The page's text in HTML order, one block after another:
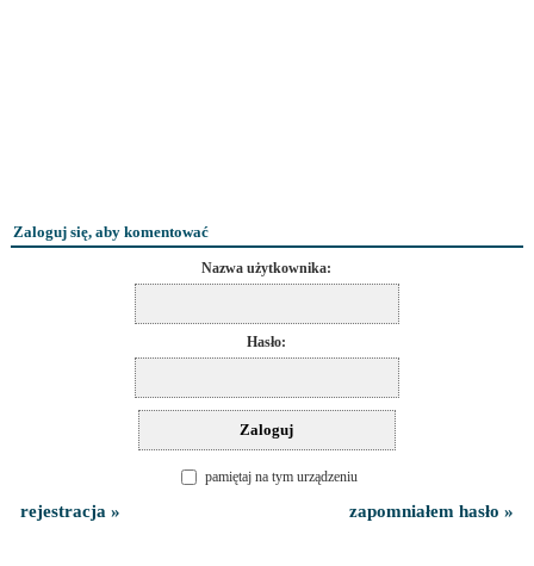
Zaloguj się, aby komentować
Nazwa użytkownika:
Hasło:
pamiętaj na tym urządzeniu
rejestracja » zapomniałem hasło »